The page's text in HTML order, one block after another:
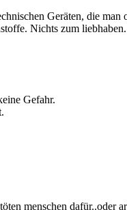
Geräten, die
Nichts zum
Gefahr.
menschen dafür..oder